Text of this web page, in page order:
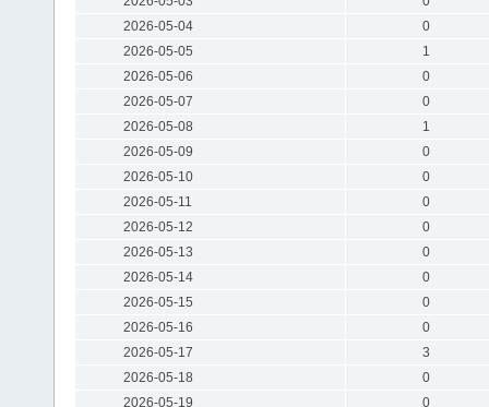
2026-05-04
0
2026-05-05
1
2026-05-06
0
2026-05-07
0
2026-05-08
1
2026-05-09
0
2026-05-10
0
2026-05-11
0
2026-05-12
0
2026-05-13
0
2026-05-14
0
2026-05-15
0
2026-05-16
0
2026-05-17
3
2026-05-18
0
2026-05-19
0